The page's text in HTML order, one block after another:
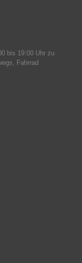
bis 19:00 Uhr zu
Fahrrad